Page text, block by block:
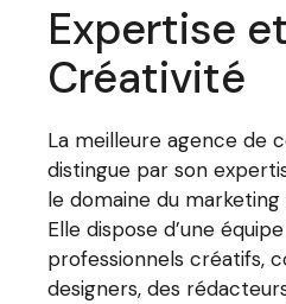
Expertise et
Créativité
La meilleure agence de
distingue par son
le domaine du
Elle dispose d’une
professionnels créatifs,
designers, des